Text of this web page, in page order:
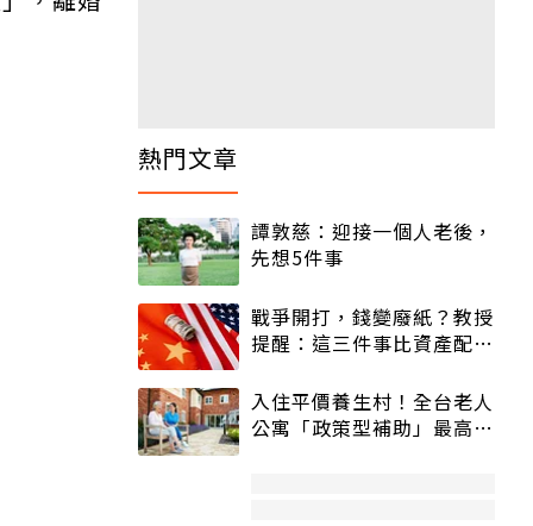
熱門文章
譚敦慈：迎接一個人老後，
先想5件事
戰爭開打，錢變廢紙？教授
提醒：這三件事比資產配置
入住平價養生村！全台老人
公寓「政策型補助」最高打